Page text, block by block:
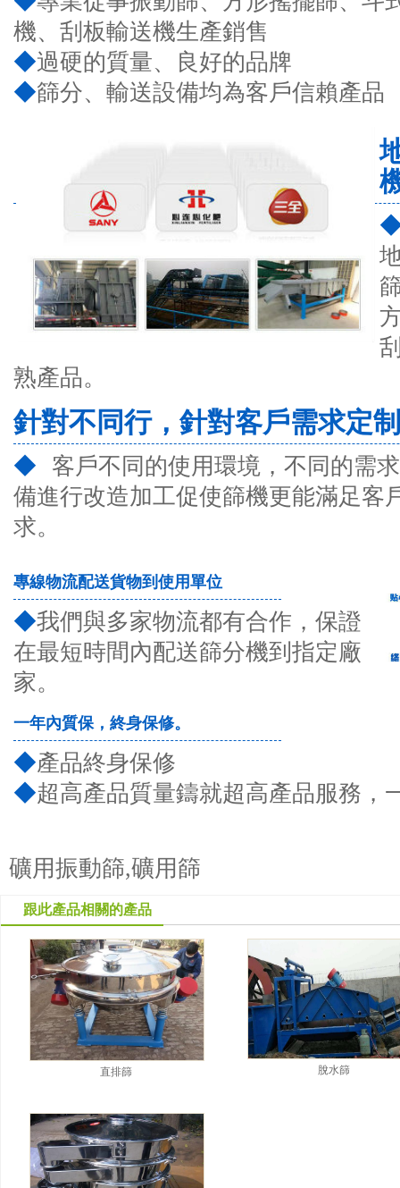
機、刮板輸送機生產銷售
◆過硬的質量、良好的品牌
◆篩分、輸送設備均為客戶信賴產品
熟產品。
針對不同行，針對客戶需求定
◆ 客戶不同的使用環境，不同的需
備進行改造加工促使篩機更能滿足客
求。
專線物流配送貨物到使用單位
◆我們與多家物流都有合作，保證
在最短時間內配送篩分機到指定廠
家。
一年內質保，終身保修。
◆產品終身保修
◆超高產品質量鑄就超高產品服務，
礦用振動篩,礦用篩
跟此產品相關的產品
直排篩 脫水篩